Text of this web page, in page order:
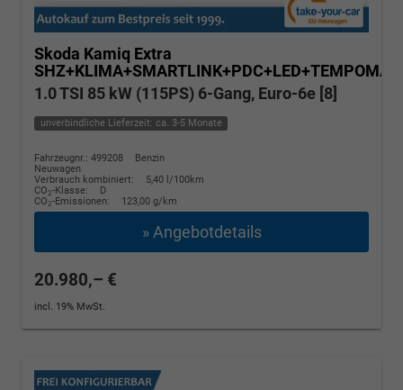
Skoda Kamiq Extra
SHZ+KLIMA+SMARTLINK+PDC+LED+TEMPOMAT
1.0 TSI 85 kW (115PS) 6-Gang, Euro-6e [8]
unverbindliche Lieferzeit: ca. 3-5 Monate
Fahrzeugnr.: 499208
Benzin
Neuwagen
Verbrauch kombiniert:
5,40 l/100km
CO2-Klasse:
D
CO2-Emissionen: 123,00 g/km
» Angebotdetails
20.980,– €
incl. 19% MwSt.